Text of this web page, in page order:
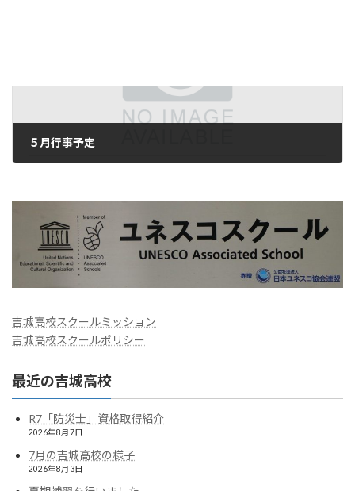
５月行事予定
吉城高校スクールミッション
吉城高校スクールポリシー
最近の吉城高校
R7「防災士」資格取得紹介
2026年8月7日
7月の吉城高校の様子
2026年8月3日